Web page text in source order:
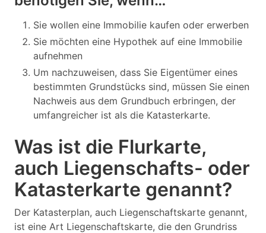
Sie wollen eine Immobilie kaufen oder erwerben
Sie möchten eine Hypothek auf eine Immobilie
aufnehmen
Um nachzuweisen, dass Sie Eigentümer eines
bestimmten Grundstücks sind, müssen Sie einen
Nachweis aus dem Grundbuch erbringen, der
umfangreicher ist als die Katasterkarte.
Was ist die Flurkarte,
auch Liegenschafts- oder
Katasterkarte genannt?
Der Katasterplan, auch Liegenschaftskarte genannt,
ist eine Art Liegenschaftskarte, die den Grundriss